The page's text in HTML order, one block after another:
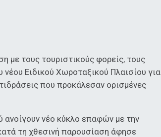
με τους τουριστικούς φορείς, τους
Ειδικού Χωροταξικού Πλαισίου για
που προκάλεσαν ορισμένες
ανοίγουν νέο κύκλο επαφών με την
τη χθεσινή παρουσίαση άφησε